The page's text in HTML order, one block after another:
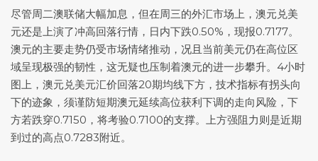
尽管周二澳联储大幅加息，但在周三的外汇市场上， 澳元兑美
元还是上演了冲高回落行情，日内下跌0.50%，现报0.7177。
澳元的主要走势仍受市场情绪推动，况且当前美元仍在高位区
域呈现极强的韧性，这无疑也压制着澳元的进一步攀升。4小时
图上， 澳元兑美元汇价回落20期均线下方，技术指标有拐头向
下的迹象，须谨防短期澳元延续高位获利下调的走向风险，下
方若跌穿0.7150，将考验0.7100的支撑。上方强阻力则是近期
到过的高点0.7283附近。